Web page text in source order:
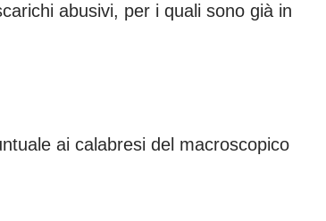
abusivi, per i quali sono già in
ai calabresi del macroscopico